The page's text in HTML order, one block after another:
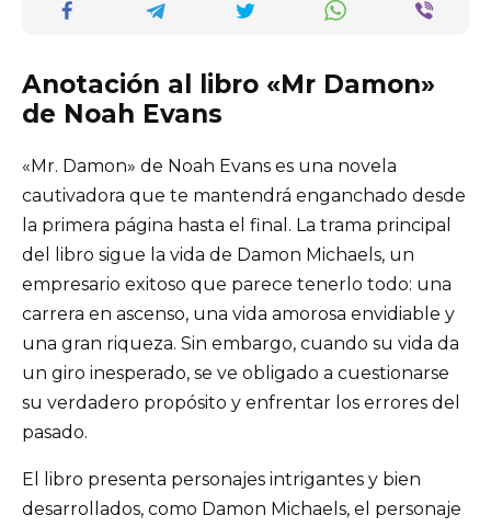
Anotación al libro «Mr Damon»
de Noah Evans
«Mr. Damon» de Noah Evans es una novela
cautivadora que te mantendrá enganchado desde
la primera página hasta el final. La trama principal
del libro sigue la vida de Damon Michaels, un
empresario exitoso que parece tenerlo todo: una
carrera en ascenso, una vida amorosa envidiable y
una gran riqueza. Sin embargo, cuando su vida da
un giro inesperado, se ve obligado a cuestionarse
su verdadero propósito y enfrentar los errores del
pasado.
El libro presenta personajes intrigantes y bien
desarrollados, como Damon Michaels, el personaje